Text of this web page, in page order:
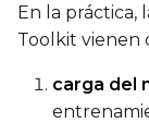
En la práctica,
Toolkit vienen
carga del